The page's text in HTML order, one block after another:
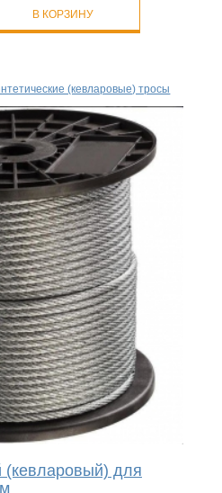
В КОРЗИНУ
(кевларовые) тросы
(кевларовый) для